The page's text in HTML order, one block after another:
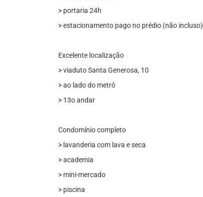
> portaria 24h
> estacionamento pago no prédio (não incluso)
Excelente localização
> viaduto Santa Generosa, 10
> ao lado do metrô
> 13o andar
Condomínio completo
> lavanderia com lava e seca
> academia
> mini-mercado
> piscina